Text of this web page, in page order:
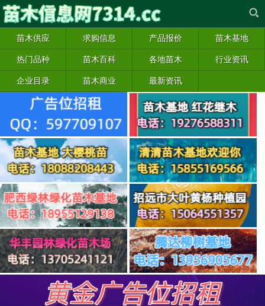
苗木供应 求购信息 产品报价 苗木基地
热门品种 苗木百科 各地苗木 行业资讯
企业目录 苗木商业 最新资讯